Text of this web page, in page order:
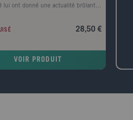
lui ont donné une actualité brûlante.
le retour des bonnes récoltes et la
financière des pays riches faisaient de
craint de manquer de nourriture
préoccupe de la production
28,50 €
VOIR PRODUIT